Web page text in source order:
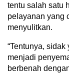
tentu salah satu
pelayanan yang
menyulitkan.
“Tentunya, sidak
menjadi
berbenah